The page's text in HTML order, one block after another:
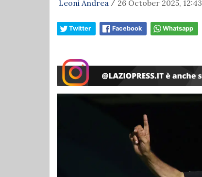
Leoni Andrea / 26 October 2025, 12:43
Twitter Facebook Whatsapp